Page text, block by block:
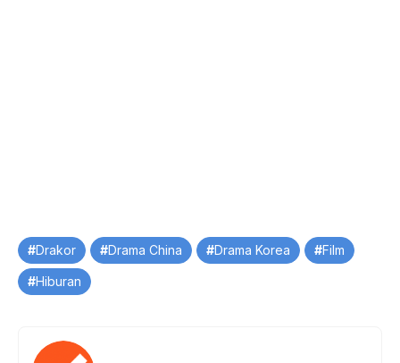
TagDrakor Drama China Drama Korea Film
Hiburan